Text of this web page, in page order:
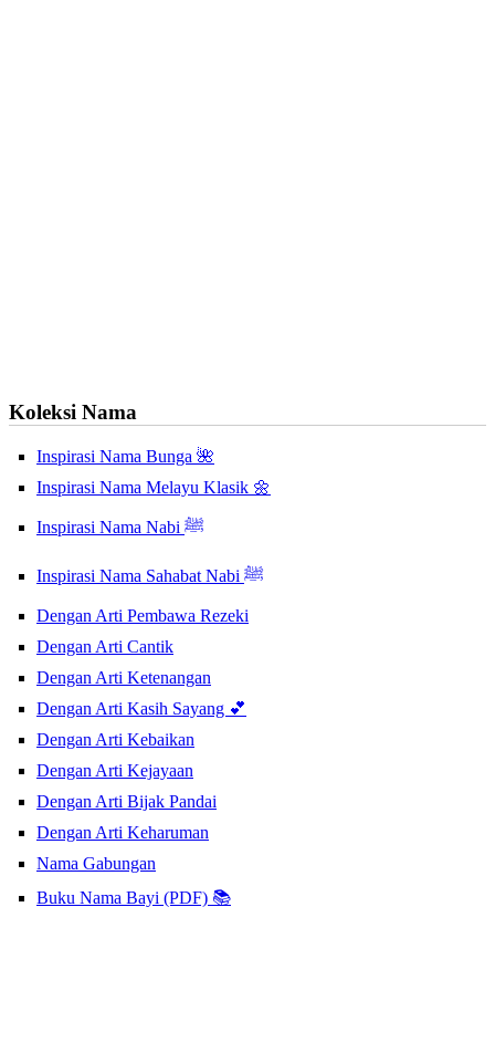
Koleksi Nama
Inspirasi Nama Bunga 🌺
Inspirasi Nama Melayu Klasik 🌼
Inspirasi Nama Nabi ﷺ
Inspirasi Nama Sahabat Nabi ﷺ
Dengan Arti Pembawa Rezeki
Dengan Arti Cantik
Dengan Arti Ketenangan
Dengan Arti Kasih Sayang 💕
Dengan Arti Kebaikan
Dengan Arti Kejayaan
Dengan Arti Bijak Pandai
Dengan Arti Keharuman
Nama Gabungan
Buku Nama Bayi (PDF) 📚